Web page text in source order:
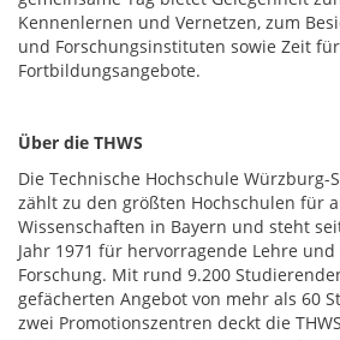
Kennenlernen und Vernetzen, zum
und Forschungsinstituten sowie Zeit
Fortbildungsangebote.
Über die THWS
Die Technische Hochschule Würzburg-
zählt zu den größten Hochschulen für
Wissenschaften in Bayern und steht
Jahr 1971 für hervorragende Lehre
Forschung. Mit rund 9.200
gefächerten Angebot von mehr als 60
zwei Promotionszentren deckt die